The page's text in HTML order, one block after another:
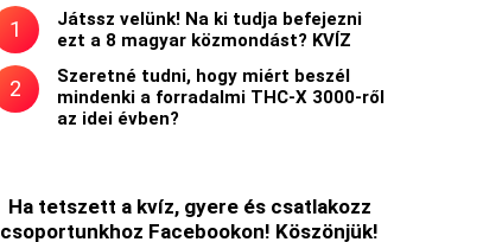
Játssz velünk! Na ki tudja befejezni
ezt a 8 magyar közmondást? KVÍZ
Szeretné tudni, hogy miért beszél
mindenki a forradalmi THC-X 3000-ről
az idei évben?
Ha tetszett a kvíz, gyere és csatlakozz
csoportunkhoz Facebookon! Köszönjük!